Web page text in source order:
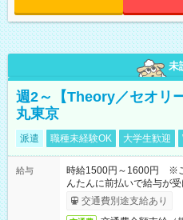
未
週2～【Theory／セオリ
丸東京
派遣 職種未経験OK 大学生歓迎
給与
時給1500円～1600円 ※
んたんに前払いで給与が
交通費別途支給あり